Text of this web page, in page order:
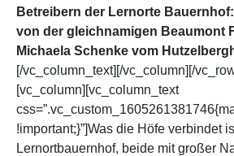
Betreibern der Lernorte
von der gleichnamigen Beaumont
Michaela Schenke vom
[/vc_column_text][/vc_column][/
[vc_column][vc_column_text
!important;}”]Was die Höfe verbindet
Lernortbauernhof, beide mit großer